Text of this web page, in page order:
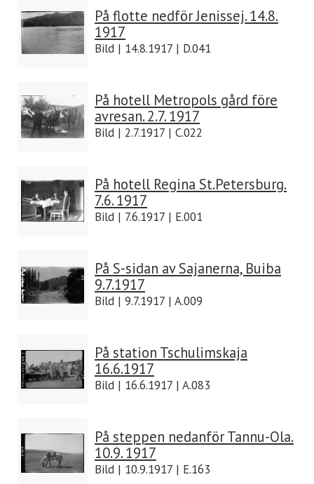
På flotte nedför Jenissej. 14.8.
1917
Bild | 14.8.1917 | D.041
På hotell Metropols gård före
avresan. 2.7. 1917
Bild | 2.7.1917 | C.022
På hotell Regina St.Petersburg.
7.6. 1917
Bild | 7.6.1917 | E.001
På S-sidan av Sajanerna, Buiba
9.7.1917
Bild | 9.7.1917 | A.009
På station Tschulimskaja
16.6.1917
Bild | 16.6.1917 | A.083
På steppen nedanför Tannu-Ola.
10.9. 1917
Bild | 10.9.1917 | E.163